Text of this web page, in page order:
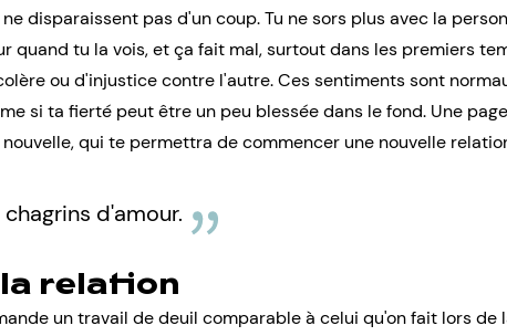
disparaissent pas d'un coup. Tu ne sors plus avec la
tu la vois, et ça fait mal, surtout dans les premiers
ou d'injustice contre l'autre. Ces sentiments sont
si ta fierté peut être un peu blessée dans le fond. Une
qui te permettra de commencer une nouvelle
d'amour.
relation
un travail de deuil comparable à celui qu'on fait lors de